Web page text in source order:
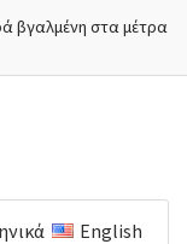
βγαλμένη στα μέτρα
English